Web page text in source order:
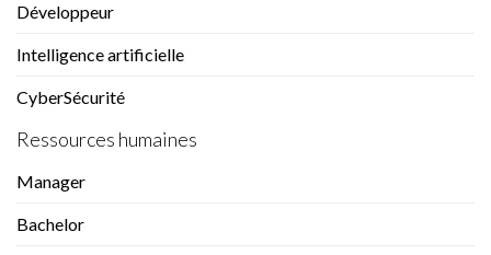
Développeur
Intelligence artificielle
CyberSécurité
Ressources humaines
Manager
Bachelor